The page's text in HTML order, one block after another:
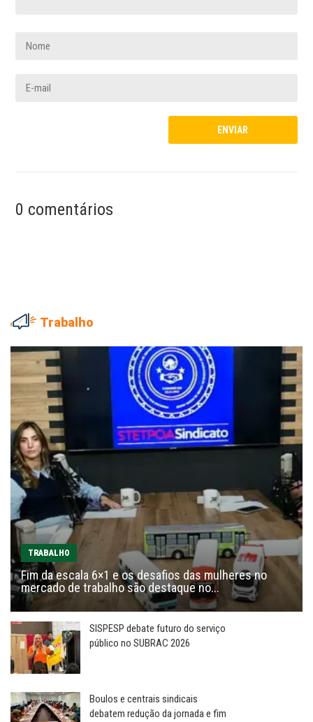
0 comentários
Trabalho
TRABALHO
Fim da escala 6×1 e os desafios das mulheres no
mercado de trabalho são destaque no...
SISPESP debate futuro do serviço
público no SUBRAC 2026
Boulos e centrais sindicais
debatem redução da jornada e fim